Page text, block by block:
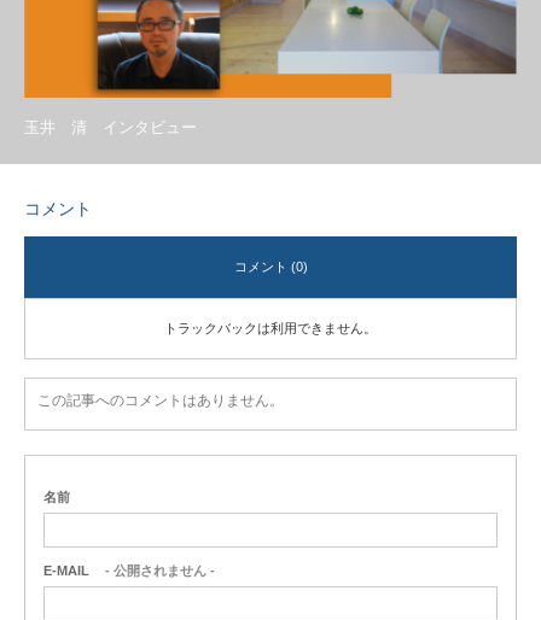
玉井 清 インタビュー
コメント
コメント (0)
トラックバックは利用できません。
この記事へのコメントはありません。
名前
E-MAIL - 公開されません -